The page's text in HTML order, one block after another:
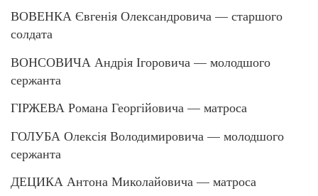
ВОВЕНКА Євгенія Олександровича — старшого
солдата
ВОНСОВИЧА Андрія Ігоровича — молодшого
сержанта
ГІРЖЕВА Романа Георгійовича — матроса
ГОЛУБА Олексія Володимировича — молодшого
сержанта
ДЕЦИКА Антона Миколайовича — матроса